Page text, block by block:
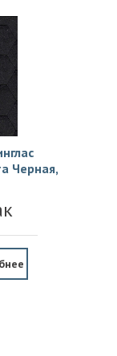
Черная,